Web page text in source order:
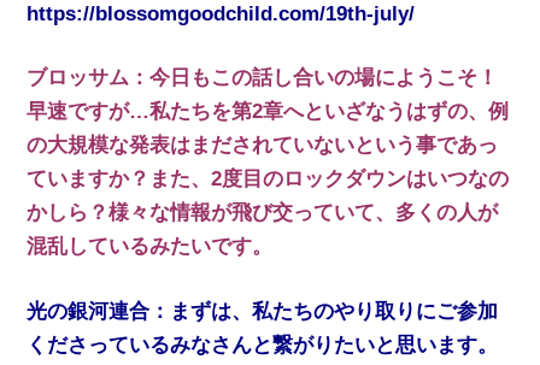
https://blossomgoodchild.com/19th-july/
ブロッサム：今日もこの話し合いの場にようこそ！
早速ですが…私たちを第2章へといざなうはずの、例
の大規模な発表はまだされていないという事であっ
ていますか？また、2度目のロックダウンはいつなの
かしら？様々な情報が飛び交っていて、多くの人が
混乱しているみたいです。
光の銀河連合：まずは、私たちのやり取りにご参加
くださっているみなさんと繋がりたいと思います。